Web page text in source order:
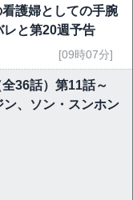
護婦としての手腕
と第20週予告
[09時07分]
36話）第11話～
、ソン・スンホン